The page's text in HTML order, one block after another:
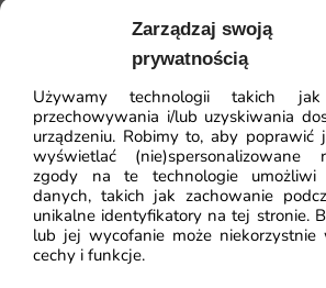
Zarządzaj swoją
prywatnością
Używamy technologii takich
przechowywania i/lub uzyskiwania
urządzeniu. Robimy to, aby poprawić
wyświetlać (nie)spersonalizowane
zgody na te technologie umożliwi
danych, takich jak zachowanie
unikalne identyfikatory na tej stronie.
lub jej wycofanie może niekorzystnie
cechy i funkcje.
szybko i bezproblemowo odmienić
Dlaczego warto wybrać tę fototapetę
Wesoły i kolorowy wzór, który ożywia
Wysoka jakość materiałów i druku
Łatwy montaż, który można wykonać
Dostosowanie wymiarów do
klienta.
Fototapeta Zwierzątka
41.93zł 64.51zł
Najniższa cena z 30 dni: